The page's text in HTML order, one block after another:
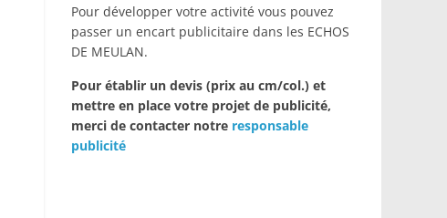
Pour développer votre activité vous pouvez
passer un encart publicitaire dans les ECHOS
DE MEULAN.
Pour établir un devis (prix au cm/col.) et
mettre en place votre projet de publicité,
merci de contacter notre responsable
publicité